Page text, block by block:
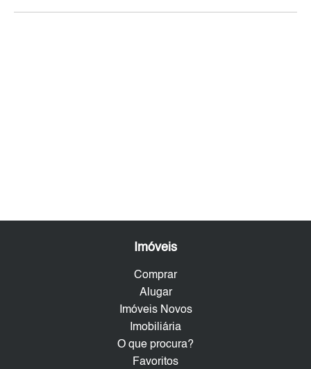
Imóveis
Comprar
Alugar
Imóveis Novos
Imobiliária
O que procura?
Favoritos